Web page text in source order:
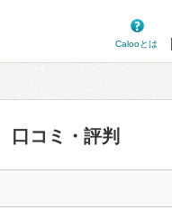
Calooとは
口コミ・評判